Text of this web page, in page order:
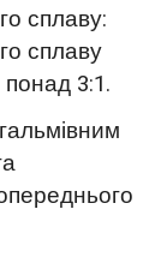
сплаву:
сплаву
3:1.